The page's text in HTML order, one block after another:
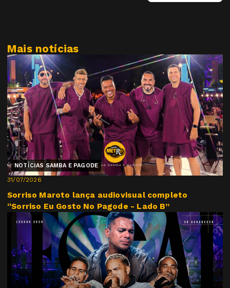
Mais notícias
NOTÍCIAS SAMBA E PAGODE
31/07/2026
Sorriso Maroto lança audiovisual completo
“Sorriso Eu Gosto No Pagode - Lado B”